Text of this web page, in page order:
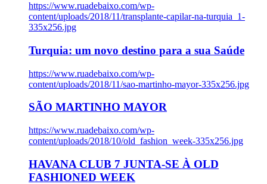
https://www.ruadebaixo.com/wp-
content/uploads/2018/11/transplante-capilar-na-turquia_1-
335x256.jpg
Turquia: um novo destino para a sua Saúde
https://www.ruadebaixo.com/wp-
content/uploads/2018/11/sao-martinho-mayor-335x256.jpg
SÃO MARTINHO MAYOR
https://www.ruadebaixo.com/wp-
content/uploads/2018/10/old_fashion_week-335x256.jpg
HAVANA CLUB 7 JUNTA-SE À OLD
FASHIONED WEEK